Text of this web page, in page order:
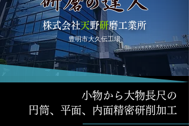
株式会社天野研磨工業所
豊明市大久伝工場
小物から大物長尺の
円筒、平面、内面精密研削加工